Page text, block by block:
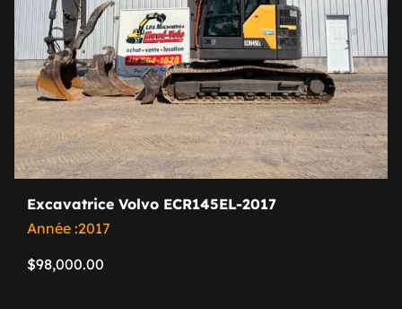
Excavatrice Volvo ECR145EL-2017
Année :2017
$98,000.00